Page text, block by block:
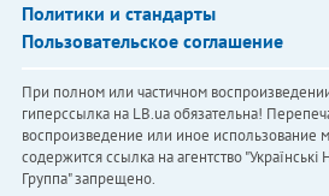
Политики и стандарты
Пользовательское соглашение
При полном или частичном
гиперссылка на LB.ua обязательна!
воспроизведение или иное использование
содержится ссылка на агентство
Группа" запрещено.